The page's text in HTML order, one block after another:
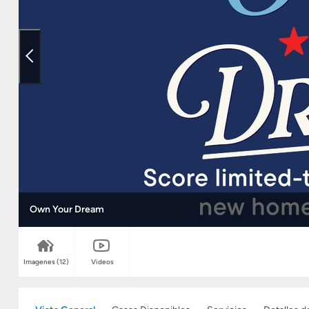
Own Your Dream
Imagenes(12) Videos